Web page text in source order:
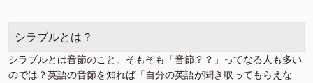
シラブルとは？
シラブルとは音節のこと。そもそも「音節？？」ってなる人も多い
のでは？英語の音節を知れば「自分の英語が聞き取ってもらえな